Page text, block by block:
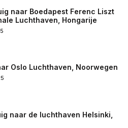
naar Boedapest Ferenc Liszt
Luchthaven, Hongarije
Oslo Luchthaven, Noorwegen
naar de luchthaven Helsinki,